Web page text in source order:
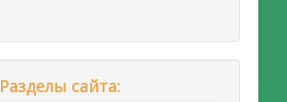
Разделы сайта: